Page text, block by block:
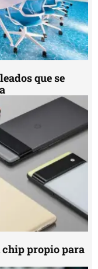
que se
chip propio para